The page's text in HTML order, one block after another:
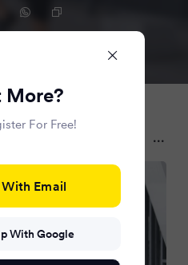
More?
For Free!
Email
With Google